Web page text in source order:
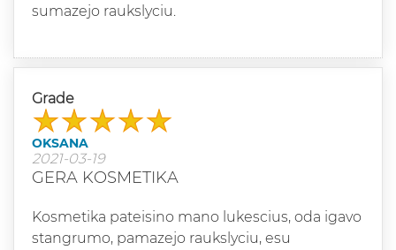
sumazejo raukslyciu.
Grade
OKSANA
2021-03-19
GERA KOSMETIKA
Kosmetika pateisino mano lukescius, oda igavo
stangrumo, pamazejo raukslyciu, esu